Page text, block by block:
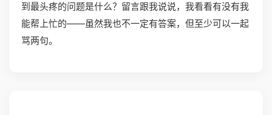
到最头疼的问题是什么？留言跟我说说，我看看有没有我
能帮上忙的——虽然我也不一定有答案，但至少可以一起
骂两句。